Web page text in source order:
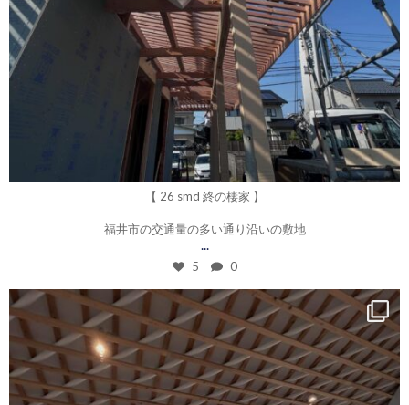
5月 18
【 26 smd 終の棲家 】
福井市の交通量の多い通り沿いの敷地
...
5 0
roku_design